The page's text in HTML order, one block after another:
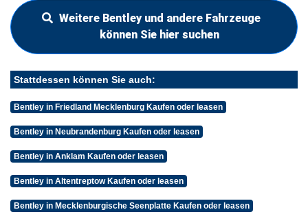
Weitere Bentley und andere Fahrzeuge
können Sie hier suchen
Stattdessen können Sie auch:
Bentley in Friedland Mecklenburg Kaufen oder leasen
Bentley in Neubrandenburg Kaufen oder leasen
Bentley in Anklam Kaufen oder leasen
Bentley in Altentreptow Kaufen oder leasen
Bentley in Mecklenburgische Seenplatte Kaufen oder leasen